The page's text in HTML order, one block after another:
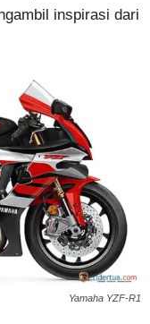
inspirasi dari
Yamaha YZF-R1